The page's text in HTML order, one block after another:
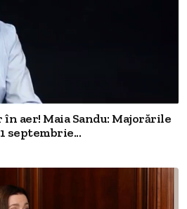
aer! Maia Sandu: Majorările
septembrie...